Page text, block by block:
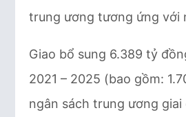
trung ương tương ứng với
Giao bổ sung 6.389 tỷ
2021 – 2025 (bao gồm:
ngân sách trung ương